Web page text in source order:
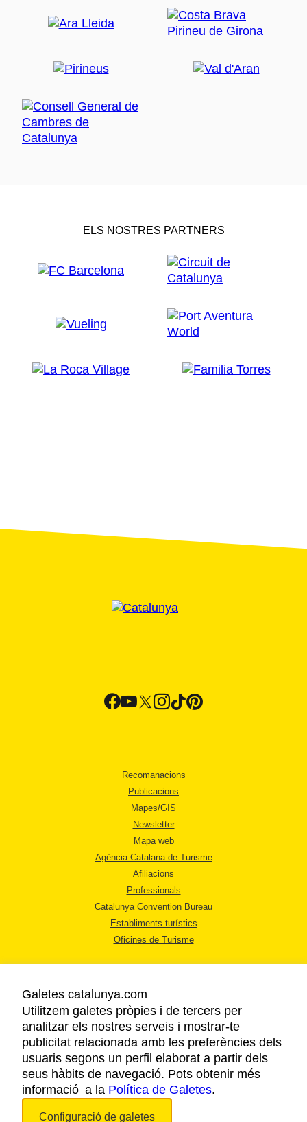
ELS NOSTRES PARTNERS
Recomanacions
Publicacions
Mapes/GIS
Newsletter
Mapa web
Agència Catalana de Turisme
Afiliacions
Professionals
Catalunya Convention Bureau
Establiments turístics
Oficines de Turisme
AVÍS LEGAL
POLÍTICA DE PRIVACITAT
COOKIES
ACCESSIBILITAT
Galetes catalunya.com
Utilitzem galetes pròpies i de tercers per
analitzar els nostres serveis i mostrar-te
publicitat relacionada amb les preferències dels
usuaris segons un perfil elaborat a partir dels
seus hàbits de navegació. Pots obtenir més
informació a la Política de Galetes.
Configuració de galetes